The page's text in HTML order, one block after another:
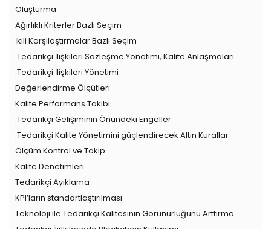
Oluşturma
Ağırlıklı Kriterler Bazlı Seçim
İkili Karşılaştırmalar Bazlı Seçim
.Tedarikçi İlişkileri Sözleşme Yönetimi, Kalite Anlaşmaları
.Tedarikçi İlişkileri Yönetimi
Değerlendirme Ölçütleri
Kalite Performans Takibi
.Tedarikçi Gelişiminin Önündeki Engeller
.Tedarikçi Kalite Yönetimini güçlendirecek Altın Kurallar
Ölçüm Kontrol ve Takip
Kalite Denetimleri
Tedarikçi Ayıklama
KPI’ların standartlaştırılması
Teknoloji ile Tedarikçi Kalitesinin Görünürlüğünü Arttırma